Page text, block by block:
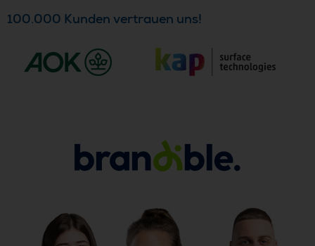
100.000 Kunden vertrauen uns!